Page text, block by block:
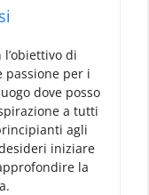
l’obiettivo di
passione per i
dove posso
a tutti
agli
iniziare
la